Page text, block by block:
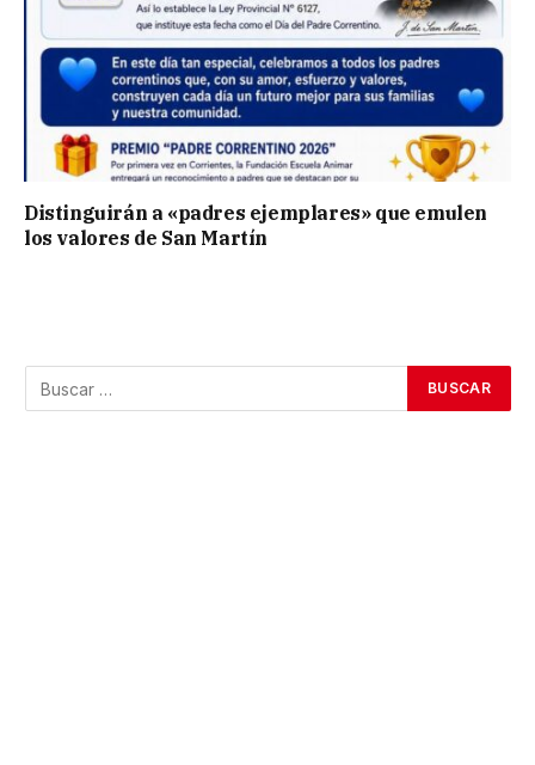
Distinguirán a «padres ejemplares» que emulen
los valores de San Martín